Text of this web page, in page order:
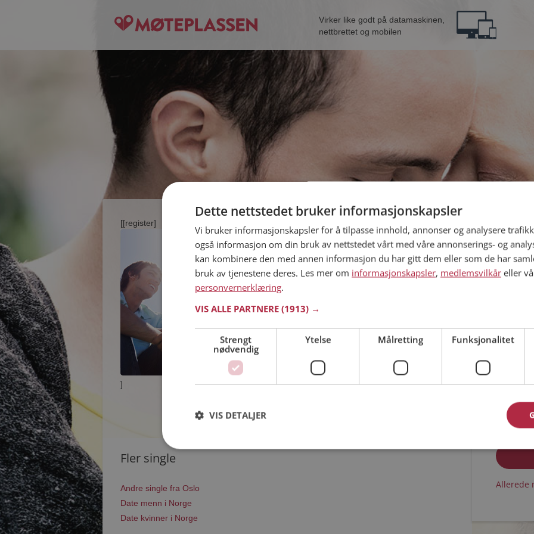
Virker like godt på datamaskinen,
nettbrettet og mobilen
[[register]
]
Fler single
Andre single fra Oslo
Date menn i Norge
Date kvinner i Norge
Jeg er en:
Jeg
Jeg
Allerede
Dette nettstedet bruker informasjonskapsler
Vi bruker informasjonskapsler for å tilpasse innhold, annonser og analysere
også informasjon om din bruk av nettstedet vårt med våre annonserings- og
kan kombinere den med annen informasjon du har gitt dem eller som de har
bruk av tjenestene deres. Les mer om informasjonskapsler, medlemsvilkår eller
personvernerklæring.
VIS ALLE PARTNERE (1913) →
Strengt
nødvendig
Ytelse Målretting Funksjonalitet
VIS DETALJER